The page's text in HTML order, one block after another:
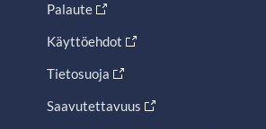
Palaute
Käyttöehdot
Tietosuoja
Saavutettavuus